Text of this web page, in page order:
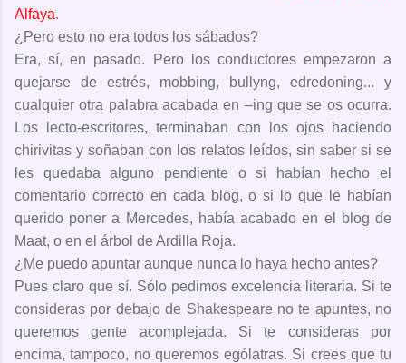
Alfaya.
¿Pero esto no era todos los sábados?
Era, sí, en pasado. Pero los conductores empezaron a
quejarse de estrés, mobbing, bullyng, edredoning... y
cualquier otra palabra acabada en –ing que se os ocurra.
Los lecto-escritores, terminaban con los ojos haciendo
chirivitas y soñaban con los relatos leídos, sin saber si se
les quedaba alguno pendiente o si habían hecho el
comentario correcto en cada blog, o si lo que le habían
querido poner a Mercedes, había acabado en el blog de
Maat, o en el árbol de Ardilla Roja.
¿Me puedo apuntar aunque nunca lo haya hecho antes?
Pues claro que sí. Sólo pedimos excelencia literaria. Si te
consideras por debajo de Shakespeare no te apuntes, no
queremos gente acomplejada. Si te consideras por
encima, tampoco, no queremos ególatras. Si crees que tu